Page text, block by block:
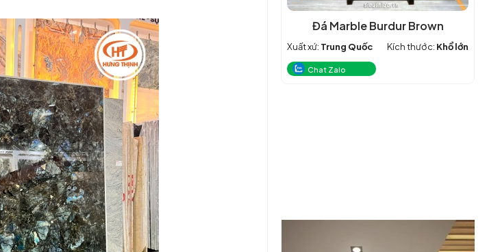
Đá Marble Burdur Brown
Xuất xứ: Trung Quốc Kích thước: Khổ lớn
Chat Zalo